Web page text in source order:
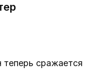
сражается